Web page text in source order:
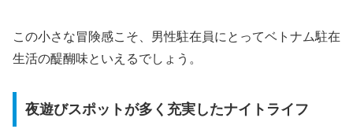
この小さな冒険感こそ、男性駐在員にとってベトナム駐在
生活の醍醐味といえるでしょう。
夜遊びスポットが多く充実したナイトライフ